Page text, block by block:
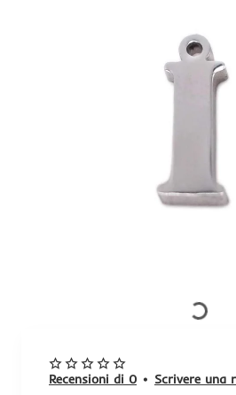
Recensioni di 0 • Scrivere una